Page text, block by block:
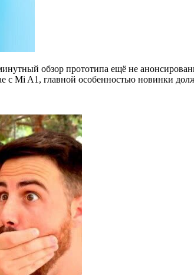
обзор прототипа ещё не
с Mi A1, главной особенностью новинки